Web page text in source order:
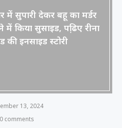
सुपारी देकर बहू का मर्डर
में किया सुसाइड, पढि़ए रीना
की इनसाइड स्टोरी
13, 2024
0 comments